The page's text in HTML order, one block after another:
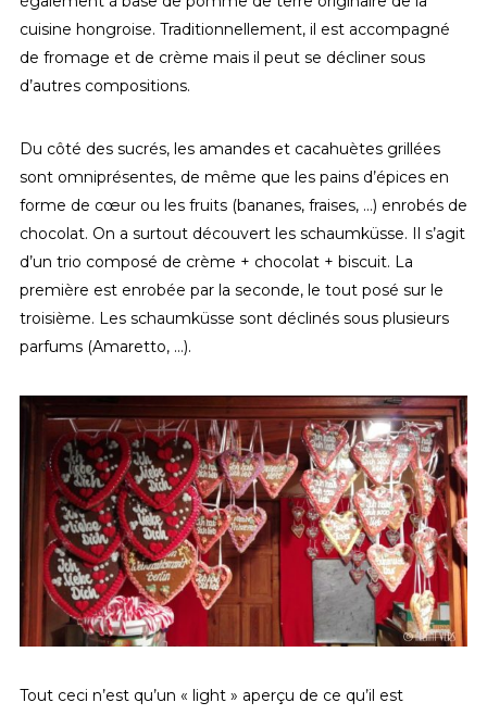
cuisine hongroise. Traditionnellement, il est accompagné
de fromage et de crème mais il peut se décliner sous
d’autres compositions.
Du côté des sucrés, les amandes et cacahuètes grillées
sont omniprésentes, de même que les pains d’épices en
forme de cœur ou les fruits (bananes, fraises, …) enrobés de
chocolat. On a surtout découvert les schaumküsse. Il s’agit
d’un trio composé de crème + chocolat + biscuit. La
première est enrobée par la seconde, le tout posé sur le
troisième. Les schaumküsse sont déclinés sous plusieurs
parfums (Amaretto, …).
Tout ceci n’est qu’un « light » aperçu de ce qu’il est